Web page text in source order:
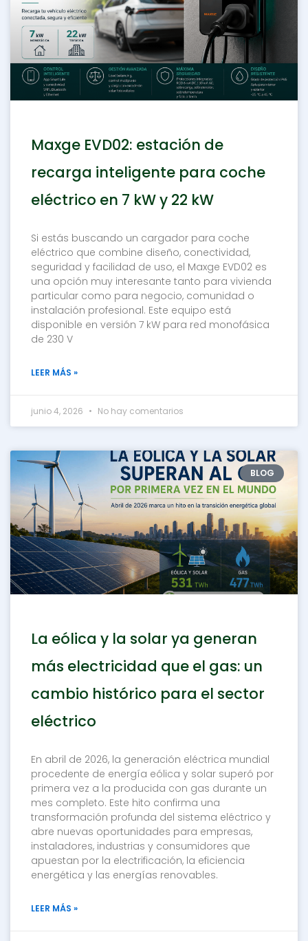
Maxge EVD02: estación de
recarga inteligente para coche
eléctrico en 7 kW y 22 kW
Si estás buscando un cargador para coche
eléctrico que combine diseño, conectividad,
seguridad y facilidad de uso, el Maxge EVD02 es
una opción muy interesante tanto para vivienda
particular como para negocio, comunidad o
instalación profesional. Este equipo está
disponible en versión 7 kW para red monofásica
de 230 V
LEER MÁS »
junio 4, 2026 No hay comentarios
BLOG
La eólica y la solar ya generan
más electricidad que el gas: un
cambio histórico para el sector
eléctrico
En abril de 2026, la generación eléctrica mundial
procedente de energía eólica y solar superó por
primera vez a la producida con gas durante un
mes completo. Este hito confirma una
transformación profunda del sistema eléctrico y
abre nuevas oportunidades para empresas,
instaladores, industrias y consumidores que
apuestan por la electrificación, la eficiencia
energética y las energías renovables.
LEER MÁS »